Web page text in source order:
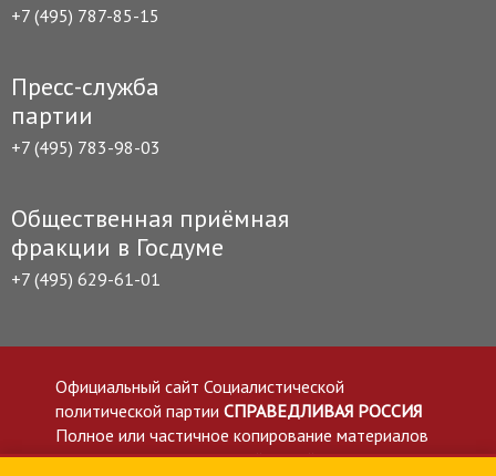
+7 (495) 787-85-15
Пресс-служба
партии
+7 (495) 783-98-03
Общественная приёмная
фракции в Госдуме
+7 (495) 629-61-01
Официальный сайт Социалистической
политической партии СПРАВЕДЛИВАЯ РОССИЯ
Полное или частичное копирование материалов
приветствуется со ссылкой на сайт spravedlivo.ru